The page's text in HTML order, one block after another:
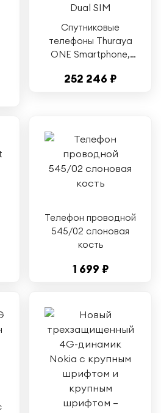
Спутниковые
телефоны Thuraya
ONE Smartphone,
Dual SIM
252 246 ₽
Телефон проводной
545/02 слоновая
кость
1 699 ₽